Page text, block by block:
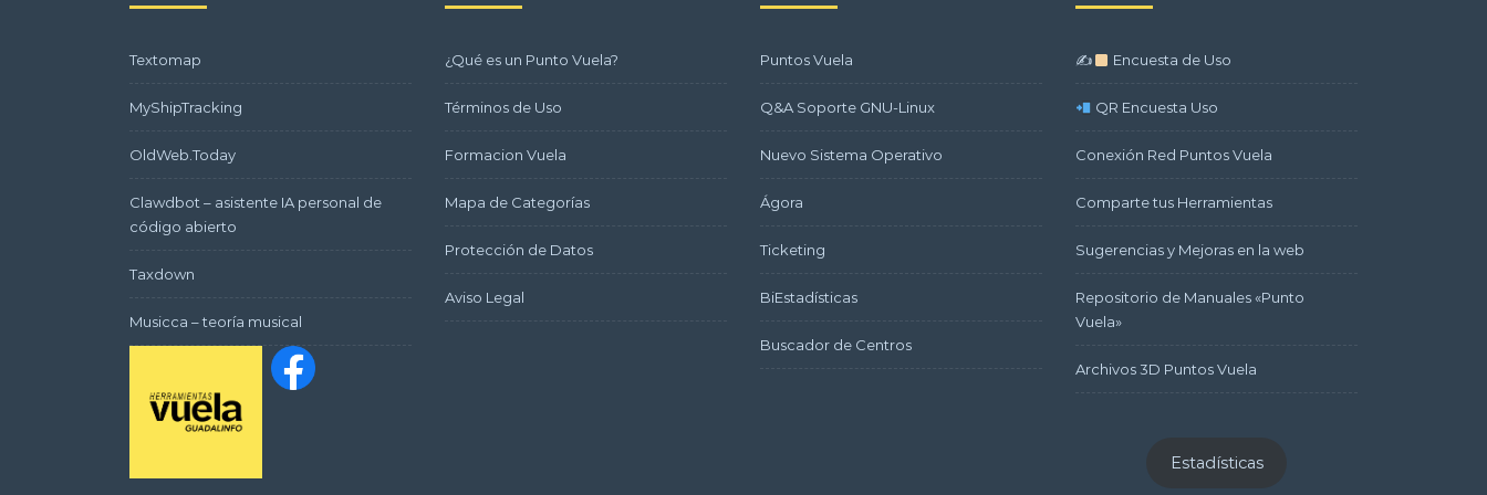
Textomap
MyShipTracking
OldWeb.Today
Clawdbot – asistente IA personal de
código abierto
Taxdown
Musicca – teoría musical
¿Qué es un Punto Vuela?
Términos de Uso
Formacion Vuela
Mapa de Categorías
Protección de Datos
Aviso Legal
Puntos Vuela
Q&A Soporte GNU-Linux
Nuevo Sistema Operativo
Ágora
Ticketing
BiEstadísticas
Buscador de Centros
✍ Encuesta de Uso
QR Encuesta Uso
Conexión Red Puntos Vuela
Comparte tus Herramientas
Sugerencias y Mejoras en la web
Repositorio de Manuales «Punto
Vuela»
Archivos 3D Puntos Vuela
Estadísticas